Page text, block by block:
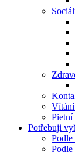
Vítání
Pietní
Potřebuji
Podle
Podle